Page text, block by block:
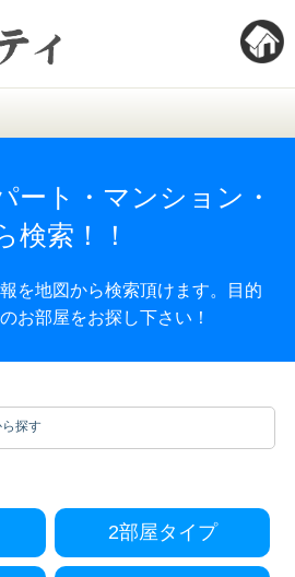
ート・マンション・
検索！！
を地図から検索頂けます。目的
お部屋をお探し下さい！
探す
2部屋タイプ